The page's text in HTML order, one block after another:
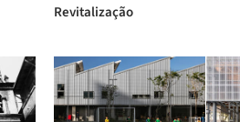
Revitalização